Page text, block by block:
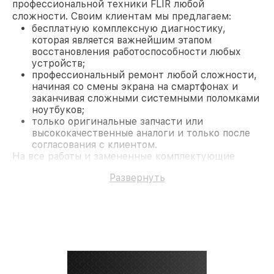
профессиональной техники FLIR любой
сложности. Своим клиентам мы предлагаем:
бесплатную комплексную диагностику,
которая является важнейшим этапом
восстановления работоспособности любых
устройств;
профессиональный ремонт любой сложности,
начиная со смены экрана на смартфонах и
заканчивая сложными системными поломками
ноутбуков;
только оригинальные запчасти или
высококачественные аналоги и только после
согласования с клиентом.
На все работы и замененные комплектующие
поломки по условиям гарантии, мы бесплатно
безупречной репутацией;
Развернуть